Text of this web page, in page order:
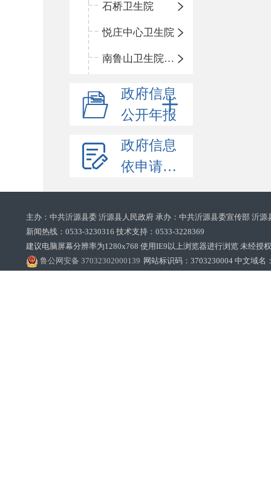
石桥卫生院
悦庄中心卫生院
南鲁山卫生院三岔分院
政府信息
公开年报
政府信息
依申请公开
主办：中共沂源县委 沂源县人民政府 承办：中共沂源县委宣传部 沂
新闻热线：0533-3230316 技术支持：0533-3228369‌‌
建议电脑屏幕分辨率为1280x768 使用IE9以上浏览器进行浏览 未经授
鲁公网安备 37032302000139 网站标识码：3703230004 中文域名